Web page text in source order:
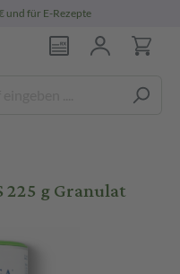
und für E-Rezepte
225 g Granulat